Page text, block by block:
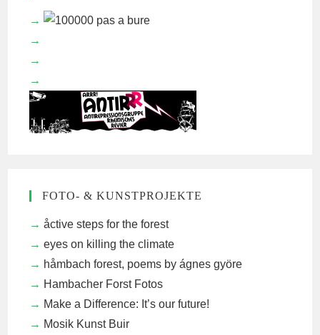
FOTO- & KUNSTPROJEKTE
åctive steps for the forest
eyes on killing the climate
håmbach forest, poems by ágnes györe
Hambacher Forst Fotos
Make a Difference: It’s our future!
Mosik Kunst Buir